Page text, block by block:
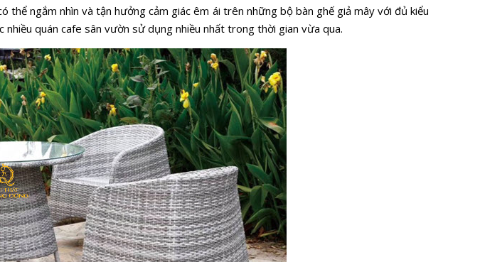
thể ngắm nhìn và tận hưởng cảm giác êm ái trên những bộ bàn ghế giả mây với đủ kiểu
quán cafe sân vườn sử dụng nhiều nhất trong thời gian vừa qua.